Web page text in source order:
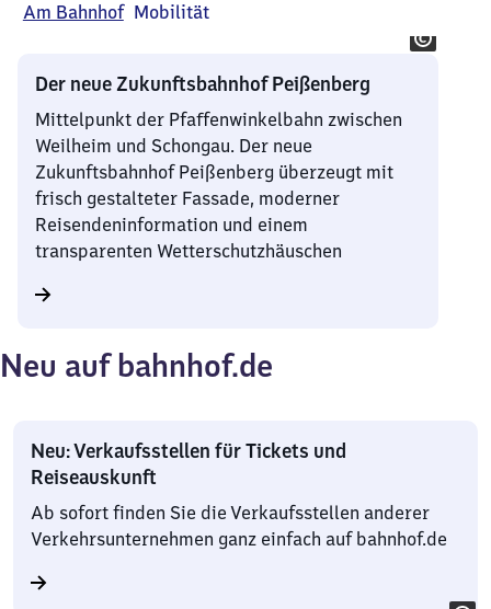
Am Bahnhof Mobilität
Der neue Zukunftsbahnhof Peißenberg
Mittelpunkt der Pfaffenwinkelbahn zwischen
Weilheim und Schongau. Der neue
Zukunftsbahnhof Peißenberg überzeugt mit
frisch gestalteter Fassade, moderner
Reisendeninformation und einem
transparenten Wetterschutzhäuschen
Neu auf bahnhof.de
Neu: Verkaufsstellen für Tickets und
Reiseauskunft
Ab sofort finden Sie die Verkaufsstellen anderer
Verkehrsunternehmen ganz einfach auf bahnhof.de